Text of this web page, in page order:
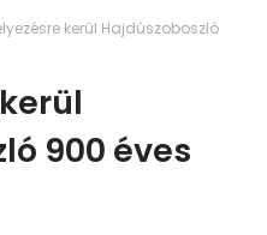
kerül Hajdúszoboszló
900 éves